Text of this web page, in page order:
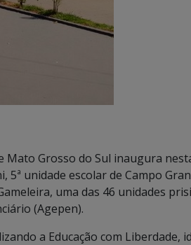
Mato Grosso do Sul inaugura
5ª unidade escolar de Campo
uma das 46 unidades
(Agepen).
a Educação com Liberdade,